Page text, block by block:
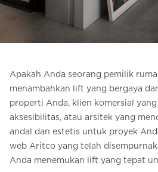
Pesan Digital HomeKit
Minta perkiraan harga
Pendaftaran buletin
Hubungi
Apakah Anda seorang pemilik
menambahkan lift yang bergaya
properti Anda, klien komersial
aksesibilitas, atau arsitek yang
andal dan estetis untuk proyek
web Aritco yang telah
Anda menemukan lift yang tepat